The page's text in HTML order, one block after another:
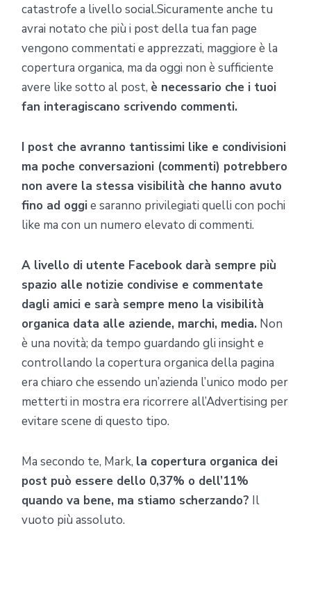
catastrofe a livello social.Sicuramente anche tu
avrai notato che più i post della tua fan page
vengono commentati e apprezzati, maggiore è la
copertura organica, ma da oggi non è sufficiente
avere like sotto al post, è necessario che i tuoi
fan interagiscano scrivendo commenti.
I post che avranno tantissimi like e condivisioni
ma poche conversazioni (commenti) potrebbero
non avere la stessa visibilità che hanno avuto
fino ad oggie saranno privilegiati quelli con pochi
like ma con un numero elevato di commenti.
A livello di utente Facebook darà sempre più
spazio alle notizie condivise e commentate
dagli amici e sarà sempre meno la visibilità
organica data alle aziende, marchi, media. Non
è una novità; da tempo guardando gli insight e
controllando la copertura organica della pagina
era chiaro che essendo un’azienda l’unico modo per
metterti in mostra era ricorrere all’Advertising per
evitare scene di questo tipo.
Ma secondo te, Mark, la copertura organica dei
post può essere dello 0,37% o dell’11%
quando va bene, ma stiamo scherzando? Il
vuoto più assoluto.